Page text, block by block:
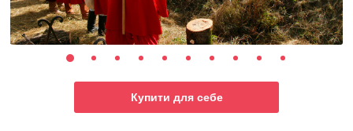
Купити для себе